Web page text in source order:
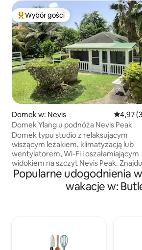
Najpopularniejsze z kategorii Wybór
Wybór gości
Domek w: Nevis Średnia
4,97
Domek Ylang u podnóża Nevis Peak
Domek typu studio z relaksującym
wiszącym leżakiem, klimatyzacją lub
wentylatorem, Wi-Fi i oszałamiającym
widokiem na szczyt Nevis Peak.
się obok głównej rezydencji właściciela.
Odpowiednie dla jednej osoby lub pary.
Kuchnia z podstawowymi przyborami,
studio, położone w pobliżu bogatych
w historię szlaków dziedzictwa, jest
Popularne udogodnienia
wakacje w: